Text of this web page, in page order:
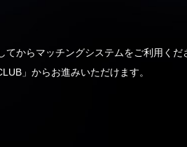
からマッチングシステムをご利用くだ
」からお進みいただけます。